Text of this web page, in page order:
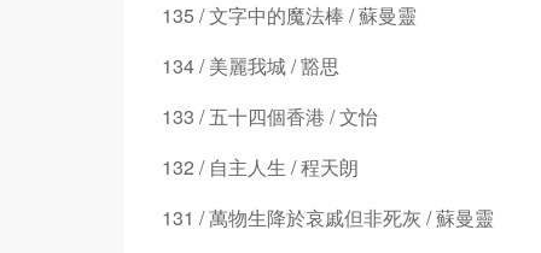
135 / 文字中的魔法棒 / 蘇曼靈
134 / 美麗我城 / 豁思
133 / 五十四個香港 / 文怡
132 / 自主人生 / 程天朗
131 / 萬物生降於哀戚但非死灰 / 蘇曼靈